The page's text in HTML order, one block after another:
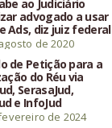
ao Judiciário
advogado a usar
Ads, diz juiz federal
de 2020
de Petição para a
do Réu via
SerasaJud,
e InfoJud
de 2024